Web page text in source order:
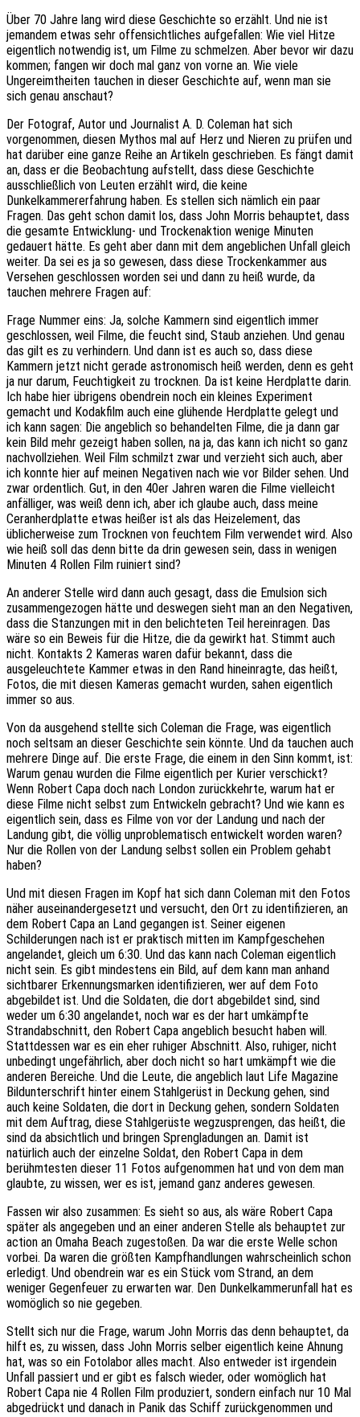
Über 70 Jahre lang wird diese Geschichte so erzählt. Und nie ist
jemandem etwas sehr offensichtliches aufgefallen: Wie viel Hitze
eigentlich notwendig ist, um Filme zu schmelzen. Aber bevor wir dazu
kommen; fangen wir doch mal ganz von vorne an. Wie viele
Ungereimtheiten tauchen in dieser Geschichte auf, wenn man sie
sich genau anschaut?
Der Fotograf, Autor und Journalist A. D. Coleman hat sich
vorgenommen, diesen Mythos mal auf Herz und Nieren zu prüfen und
hat darüber eine ganze Reihe an Artikeln geschrieben. Es fängt damit
an, dass er die Beobachtung aufstellt, dass diese Geschichte
ausschließlich von Leuten erzählt wird, die keine
Dunkelkammererfahrung haben. Es stellen sich nämlich ein paar
Fragen. Das geht schon damit los, dass John Morris behauptet, dass
die gesamte Entwicklung- und Trockenaktion wenige Minuten
gedauert hätte. Es geht aber dann mit dem angeblichen Unfall gleich
weiter. Da sei es ja so gewesen, dass diese Trockenkammer aus
Versehen geschlossen worden sei und dann zu heiß wurde, da
tauchen mehrere Fragen auf:
Frage Nummer eins: Ja, solche Kammern sind eigentlich immer
geschlossen, weil Filme, die feucht sind, Staub anziehen. Und genau
das gilt es zu verhindern. Und dann ist es auch so, dass diese
Kammern jetzt nicht gerade astronomisch heiß werden, denn es geht
ja nur darum, Feuchtigkeit zu trocknen. Da ist keine Herdplatte darin.
Ich habe hier übrigens obendrein noch ein kleines Experiment
gemacht und Kodakfilm auch eine glühende Herdplatte gelegt und
ich kann sagen: Die angeblich so behandelten Filme, die ja dann gar
kein Bild mehr gezeigt haben sollen, na ja, das kann ich nicht so ganz
nachvollziehen. Weil Film schmilzt zwar und verzieht sich auch, aber
ich konnte hier auf meinen Negativen nach wie vor Bilder sehen. Und
zwar ordentlich. Gut, in den 40er Jahren waren die Filme vielleicht
anfälliger, was weiß denn ich, aber ich glaube auch, dass meine
Ceranherdplatte etwas heißer ist als das Heizelement, das
üblicherweise zum Trocknen von feuchtem Film verwendet wird. Also
wie heiß soll das denn bitte da drin gewesen sein, dass in wenigen
Minuten 4 Rollen Film ruiniert sind?
An anderer Stelle wird dann auch gesagt, dass die Emulsion sich
zusammengezogen hätte und deswegen sieht man an den Negativen,
dass die Stanzungen mit in den belichteten Teil hereinragen. Das
wäre so ein Beweis für die Hitze, die da gewirkt hat. Stimmt auch
nicht. Kontakts 2 Kameras waren dafür bekannt, dass die
ausgeleuchtete Kammer etwas in den Rand hineinragte, das heißt,
Fotos, die mit diesen Kameras gemacht wurden, sahen eigentlich
immer so aus.
Von da ausgehend stellte sich Coleman die Frage, was eigentlich
noch seltsam an dieser Geschichte sein könnte. Und da tauchen auch
mehrere Dinge auf. Die erste Frage, die einem in den Sinn kommt, ist:
Warum genau wurden die Filme eigentlich per Kurier verschickt?
Wenn Robert Capa doch nach London zurückkehrte, warum hat er
diese Filme nicht selbst zum Entwickeln gebracht? Und wie kann es
eigentlich sein, dass es Filme von vor der Landung und nach der
Landung gibt, die völlig unproblematisch entwickelt worden waren?
Nur die Rollen von der Landung selbst sollen ein Problem gehabt
haben?
Und mit diesen Fragen im Kopf hat sich dann Coleman mit den Fotos
näher auseinandergesetzt und versucht, den Ort zu identifizieren, an
dem Robert Capa an Land gegangen ist. Seiner eigenen
Schilderungen nach ist er praktisch mitten im Kampfgeschehen
angelandet, gleich um 6:30. Und das kann nach Coleman eigentlich
nicht sein. Es gibt mindestens ein Bild, auf dem kann man anhand
sichtbarer Erkennungsmarken identifizieren, wer auf dem Foto
abgebildet ist. Und die Soldaten, die dort abgebildet sind, sind
weder um 6:30 angelandet, noch war es der hart umkämpfte
Strandabschnitt, den Robert Capa angeblich besucht haben will.
Stattdessen war es ein eher ruhiger Abschnitt. Also, ruhiger, nicht
unbedingt ungefährlich, aber doch nicht so hart umkämpft wie die
anderen Bereiche. Und die Leute, die angeblich laut Life Magazine
Bildunterschrift hinter einem Stahlgerüst in Deckung gehen, sind
auch keine Soldaten, die dort in Deckung gehen, sondern Soldaten
mit dem Auftrag, diese Stahlgerüste wegzusprengen, das heißt, die
sind da absichtlich und bringen Sprengladungen an. Damit ist
natürlich auch der einzelne Soldat, den Robert Capa in dem
berühmtesten dieser 11 Fotos aufgenommen hat und von dem man
glaubte, zu wissen, wer es ist, jemand ganz anderes gewesen.
Fassen wir also zusammen: Es sieht so aus, als wäre Robert Capa
später als angegeben und an einer anderen Stelle als behauptet zur
action an Omaha Beach zugestoßen. Da war die erste Welle schon
vorbei. Da waren die größten Kampfhandlungen wahrscheinlich schon
erledigt. Und obendrein war es ein Stück vom Strand, an dem
weniger Gegenfeuer zu erwarten war. Den Dunkelkammerunfall hat es
womöglich so nie gegeben.
Stellt sich nur die Frage, warum John Morris das denn behauptet, da
hilft es, zu wissen, dass John Morris selber eigentlich keine Ahnung
hat, was so ein Fotolabor alles macht. Also entweder ist irgendein
Unfall passiert und er gibt es falsch wieder, oder womöglich hat
Robert Capa nie 4 Rollen Film produziert, sondern einfach nur 10 Mal
abgedrückt und danach in Panik das Schiff zurückgenommen und